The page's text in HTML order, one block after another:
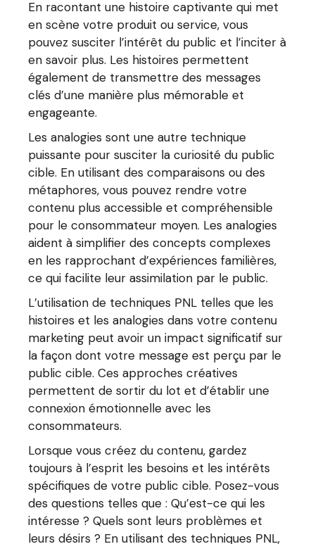
En racontant une histoire captivante qui met
en scène votre produit ou service, vous
pouvez susciter l’intérêt du public et l’inciter à
en savoir plus. Les histoires permettent
également de transmettre des messages
clés d’une manière plus mémorable et
engageante.
Les analogies sont une autre technique
puissante pour susciter la curiosité du public
cible. En utilisant des comparaisons ou des
métaphores, vous pouvez rendre votre
contenu plus accessible et compréhensible
pour le consommateur moyen. Les analogies
aident à simplifier des concepts complexes
en les rapprochant d’expériences familières,
ce qui facilite leur assimilation par le public.
L’utilisation de techniques PNL telles que les
histoires et les analogies dans votre contenu
marketing peut avoir un impact significatif sur
la façon dont votre message est perçu par le
public cible. Ces approches créatives
permettent de sortir du lot et d’établir une
connexion émotionnelle avec les
consommateurs.
Lorsque vous créez du contenu, gardez
toujours à l’esprit les besoins et les intérêts
spécifiques de votre public cible. Posez-vous
des questions telles que : Qu’est-ce qui les
intéresse ? Quels sont leurs problèmes et
leurs désirs ? En utilisant des techniques PNL,